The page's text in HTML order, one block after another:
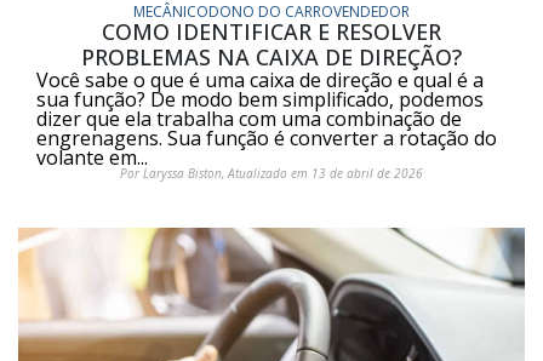
MECÂNICODONO DO CARROVENDEDOR
COMO IDENTIFICAR E RESOLVER
PROBLEMAS NA CAIXA DE DIREÇÃO?
Você sabe o que é uma caixa de direção e qual é a
sua função? De modo bem simplificado, podemos
dizer que ela trabalha com uma combinação de
engrenagens. Sua função é converter a rotação do
volante em...
Por Laryssa Biston, Atualizado em 13 de abril de 2026